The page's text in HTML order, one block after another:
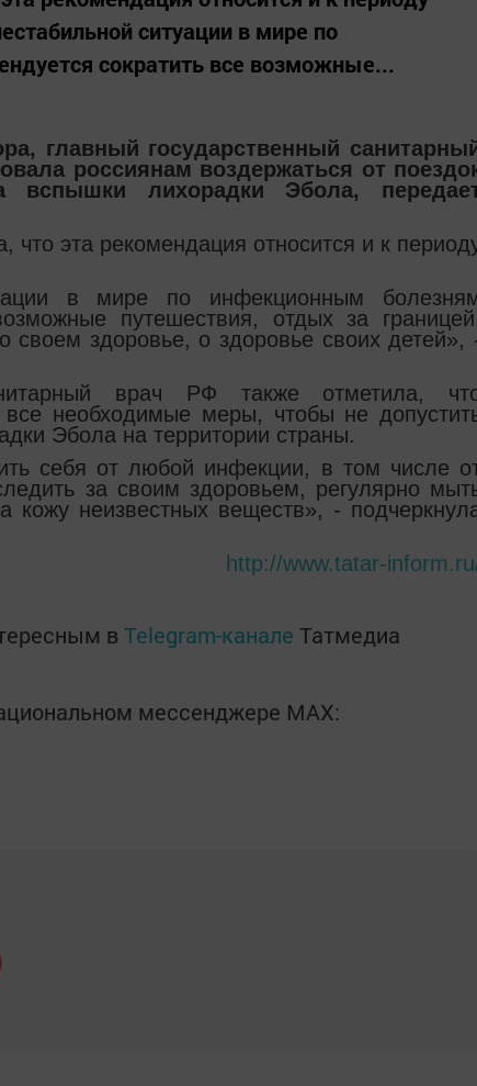
ситуации в мире по
сократить все возможные...
главный государственный
россиянам воздержаться от
лихорадки Эбола,
что эта рекомендация относится и к
в мире по инфекционным
путешествия, отдых за
своем здоровье, о здоровье своих детей»,
врач РФ также отметила,
необходимые меры, чтобы не
Эбола на территории страны.
себя от любой инфекции, в том числе
за своим здоровьем, регулярно
кожу неизвестных веществ», -
http://www.tatar-
в Telegram-канале Татмедиа
мессенджере MАХ: